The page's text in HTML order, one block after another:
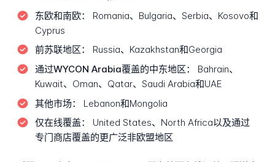
东欧和南欧：
Romania、Bulgaria、Serbia、Kosovo和
Cyprus
前苏联地区：
Russia、Kazakhstan和Georgia
通过WYCON Arabia覆盖的中东地区：
Bahrain、
Kuwait、Oman、Qatar、Saudi Arabia和UAE
其他市场：
Lebanon和Mongolia
仅在线覆盖：
United States、North Africa以及通过
专门商店覆盖的更广泛非欧盟地区